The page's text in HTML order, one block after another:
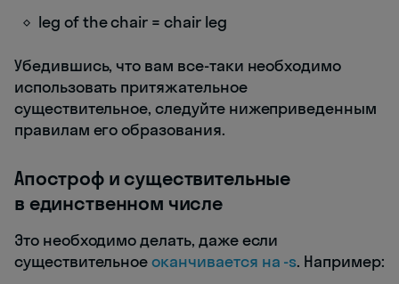
leg of the chair = chair leg
Убедившись, что вам все-таки необходимо
использовать притяжательное
существительное, следуйте нижеприведенным
правилам его образования.
Апостроф и существительные
в единственном числе
Это необходимо делать, даже если
существительноеоканчивается на -s. Например: